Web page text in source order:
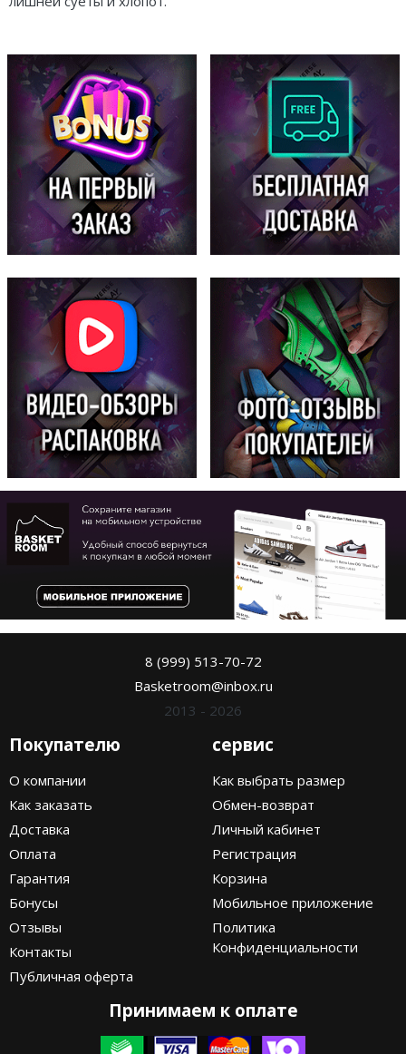
8 (999) 513-70-72
Basketroom@inbox.ru
2013 - 2026
Покупателю
О компании
Как заказать
Доставка
Оплата
Гарантия
Бонусы
Отзывы
Контакты
Публичная оферта
сервис
Как выбрать размер
Обмен-возврат
Личный кабинет
Регистрация
Корзина
Мобильное приложение
Политика
Конфиденциальности
Принимаем к оплате